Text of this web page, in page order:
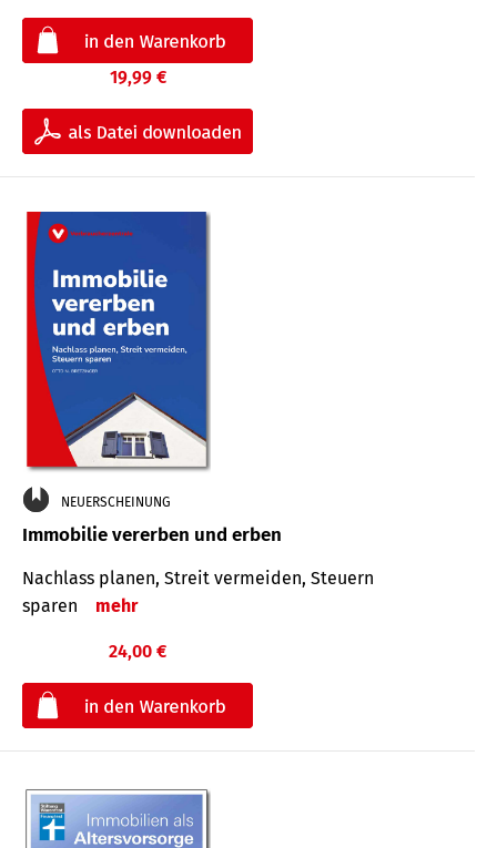
19,99 €
NEUERSCHEINUNG
Immobilie vererben und erben
Nachlass planen, Streit vermeiden, Steuern
sparen
mehr
24,00 €